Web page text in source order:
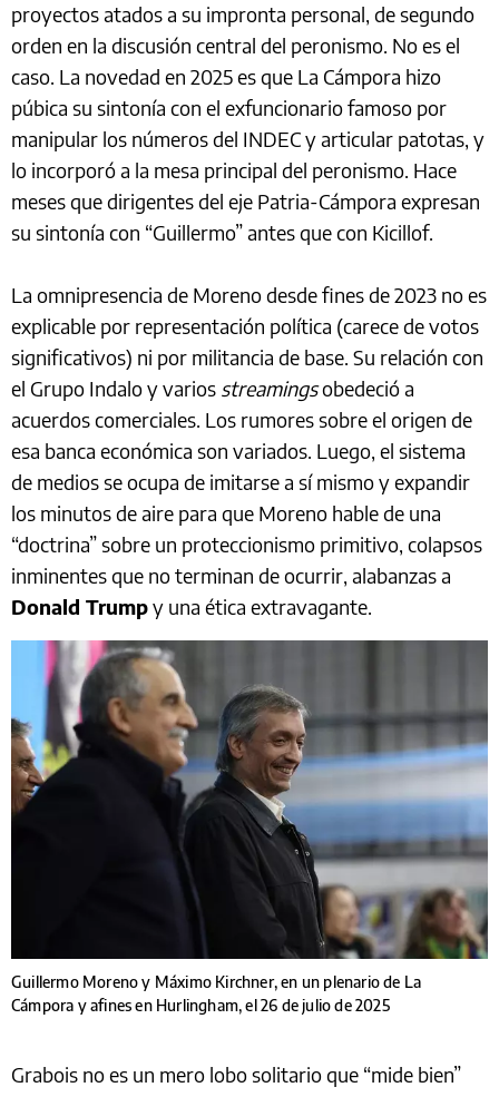
proyectos atados a su impronta personal, de segundo
orden en la discusión central del peronismo. No es el
caso. La novedad en 2025 es que La Cámpora hizo
púbica su sintonía con el exfuncionario famoso por
manipular los números del INDEC y articular patotas, y
lo incorporó a la mesa principal del peronismo. Hace
meses que dirigentes del eje Patria-Cámpora expresan
su sintonía con “Guillermo” antes que con Kicillof.
La omnipresencia de Moreno desde fines de 2023 no es
explicable por representación política (carece de votos
significativos) ni por militancia de base. Su relación con
el Grupo Indalo y varios streamingsobedeció a
acuerdos comerciales. Los rumores sobre el origen de
esa banca económica son variados. Luego, el sistema
de medios se ocupa de imitarse a sí mismo y expandir
los minutos de aire para que Moreno hable de una
“doctrina” sobre un proteccionismo primitivo, colapsos
inminentes que no terminan de ocurrir, alabanzas a
Donald Trumpy una ética extravagante.
Guillermo Moreno y Máximo Kirchner, en un plenario de La
Cámpora y afines en Hurlingham, el 26 de julio de 2025
Grabois no es un mero lobo solitario que “mide bien”